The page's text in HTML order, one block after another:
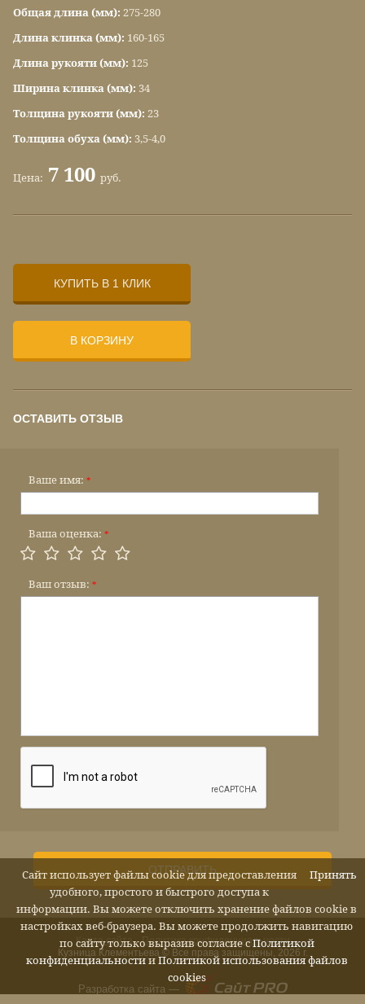
Общая длина (мм): 275-280
Длина клинка (мм): 160-165
Длина рукояти (мм): 125
Ширина клинка (мм): 34
Толщина рукояти (мм): 23
Толщина обуха (мм): 3,5-4,0
Цена: 7 100 руб.
КУПИТЬ В 1 КЛИК
В КОРЗИНУ
ОСТАВИТЬ ОТЗЫВ
Ваше имя: *
Ваша оценка: *
Ваш отзыв: *
ОТПРАВИТЬ
Кузница Клементьева © Все права защищены, 2026 г.
Карта сайта Политика конфиденциальности
Разработка сайта —
Принять
Сайт использует файлы cookie для предоставления
удобного, простого и быстрого доступа к
информации. Вы можете отключить хранение файлов cookie в
настройках веб-браузера. Вы можете продолжить навигацию
по сайту только выразив согласие с Политикой
конфиденциальностии Политикой использования файлов
cookies